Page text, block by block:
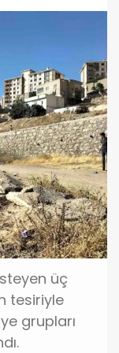
üç
tesiriyle
grupları